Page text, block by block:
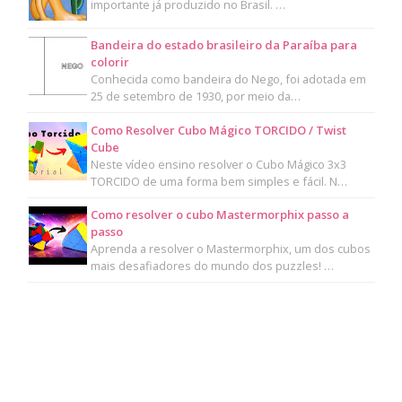
importante já produzido no Brasil. …
Bandeira do estado brasileiro da Paraíba para
colorir
Conhecida como bandeira do Nego, foi adotada em
25 de setembro de 1930, por meio da…
Como Resolver Cubo Mágico TORCIDO / Twist
Cube
Neste vídeo ensino resolver o Cubo Mágico 3x3
TORCIDO de uma forma bem simples e fácil. N…
Como resolver o cubo Mastermorphix passo a
passo
Aprenda a resolver o Mastermorphix, um dos cubos
mais desafiadores do mundo dos puzzles! …